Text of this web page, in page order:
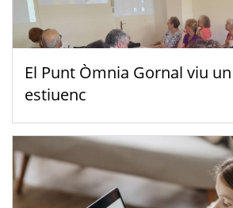
El Punt Òmnia Gornal viu
estiuenc